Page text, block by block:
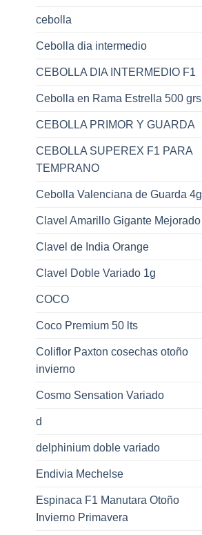
cebolla
Cebolla dia intermedio
CEBOLLA DIA INTERMEDIO F1
Cebolla en Rama Estrella 500 grs
CEBOLLA PRIMOR Y GUARDA
CEBOLLA SUPEREX F1 PARA
TEMPRANO
Cebolla Valenciana de Guarda 4g
Clavel Amarillo Gigante Mejorado
Clavel de India Orange
Clavel Doble Variado 1g
COCO
Coco Premium 50 lts
Coliflor Paxton cosechas otoño
invierno
Cosmo Sensation Variado
d
delphinium doble variado
Endivia Mechelse
Espinaca F1 Manutara Otoño
Invierno Primavera